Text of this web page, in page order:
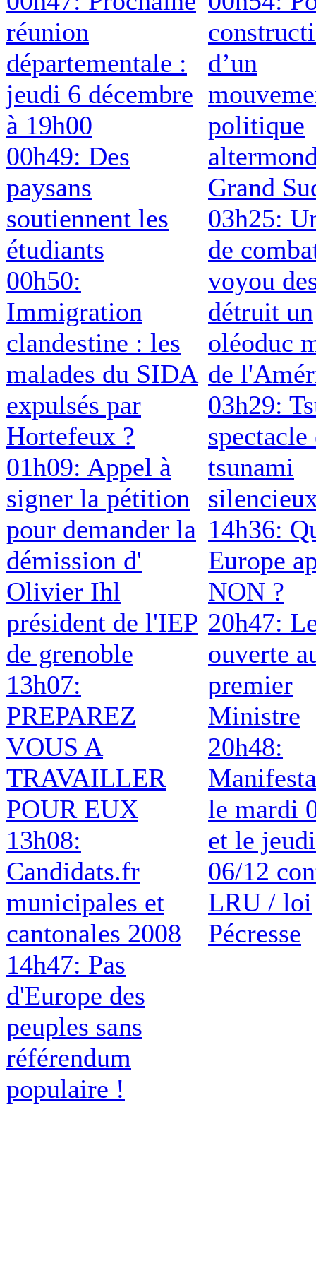
réunion
départementale :
jeudi 6 décembre
à 19h00
00h49: Des
paysans
soutiennent les
étudiants
00h50:
Immigration
clandestine : les
malades du SIDA
expulsés par
Hortefeux ?
01h09: Appel à
signer la pétition
pour demander la
démission d'
Olivier Ihl
président de l'IEP
de grenoble
13h07:
PREPAREZ
VOUS A
TRAVAILLER
POUR EUX
13h08:
Candidats.fr
municipales et
cantonales 2008
14h47: Pas
d'Europe des
peuples sans
référendum
populaire !
d’un
politique
Grand
03h25:
de
voyou
détruit un
oléoduc
de
03h29:
spectacle
tsunami
14h36:
Europe
NON ?
20h47:
ouverte
premier
Ministre
20h48:
le mardi
et le jeudi
06/12
LRU / loi
Pécresse